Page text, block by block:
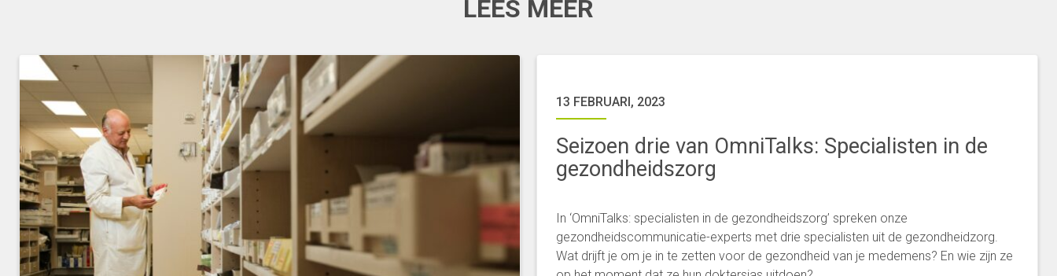
LEES MEER
13 FEBRUARI, 2023
Seizoen drie van OmniTalks: Specialisten in de
gezondheidszorg
In ‘OmniTalks: specialisten in de gezondheidszorg’ spreken onze
gezondheidscommunicatie-experts met drie specialisten uit de gezondheidzorg.
Wat drijft je om je in te zetten voor de gezondheid van je medemens? En wie zijn ze